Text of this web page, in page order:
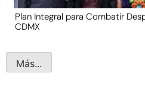
Plan Integral para Combatir
CDMX
Más...